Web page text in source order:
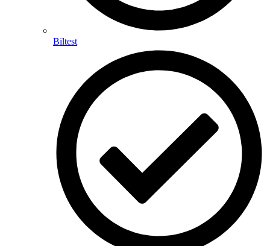
Biltest